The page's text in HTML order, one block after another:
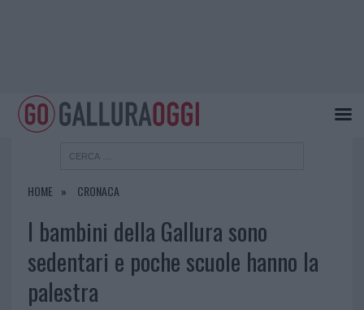
HOME CRONACA
I bambini della Gallura sono
sedentari e poche scuole hanno la
palestra